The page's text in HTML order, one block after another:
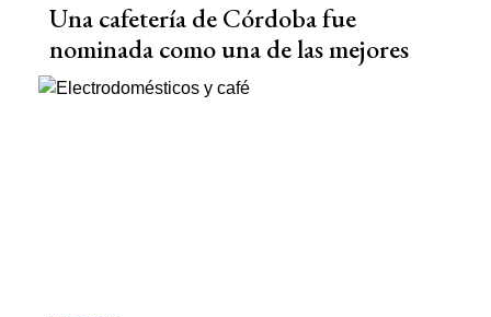
Una cafetería de Córdoba fue
nominada como una de las mejores